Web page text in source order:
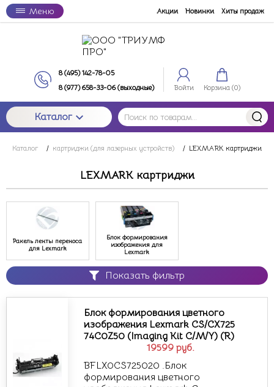
Меню Акции Новинки Хиты продаж
8 (495) 142-78-05
8 (977) 658-33-06 (выходные)
Войти Корзина (0)
Каталог
Каталог / картриджи (для лазерных устройств) / LEXMARK картриджи
LEXMARK картриджи
Ракель ленты переноса
для Lexmark
Блок формирования
изображения для
Lexmark
Показать фильтр
19599 руб.
Блок формирования цветного
изображения Lexmark CS/CX725
74C0Z50 (Imaging Kit C/M/Y) (R)
BFLX0CS725020 .Блок
формирования цветного